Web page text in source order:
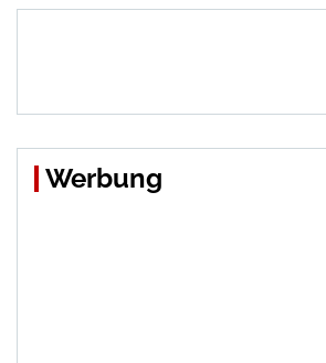
Werbung